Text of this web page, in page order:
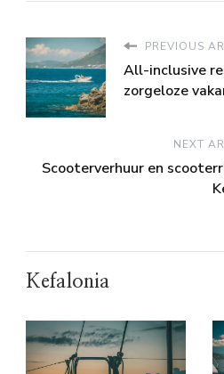
PREVIOUS
All-inclusive
zorgeloze
NEXT
Scooterverhuur en
Kefalonia